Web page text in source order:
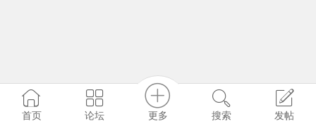
首页 论坛 更多 搜索 发帖